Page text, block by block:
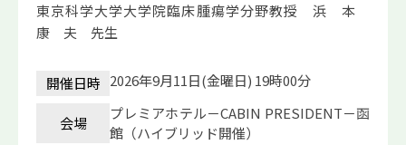
東京科学大学大学院臨床腫瘍学分野教授 浜 本
康 夫 先生
開催日時 2026年9月11日(金曜日) 19時00分
会場
プレミアホテル－CABIN PRESIDENT－函
館（ハイブリッド開催）